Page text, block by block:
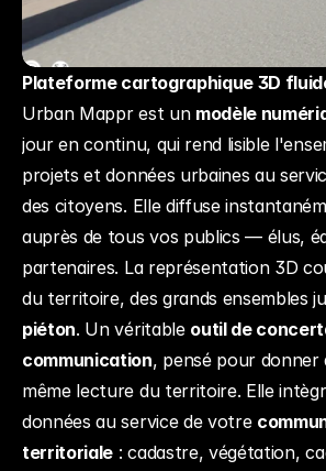
Plateforme cartographique 3D
Urban Mappr est un modèle
jour en continu, qui rend lisible
projets et données urbaines au
des citoyens. Elle diffuse
auprès de tous vos publics — élus,
partenaires. La représentation 3D
du territoire, des grands ensembles
piéton. Un véritable outil de
communication, pensé pour donner
même lecture du territoire. Elle
données au service de votre
territoriale : cadastre, végétation,